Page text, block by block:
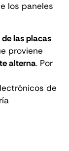
los paneles
las placas
proviene
alterna. Por
de